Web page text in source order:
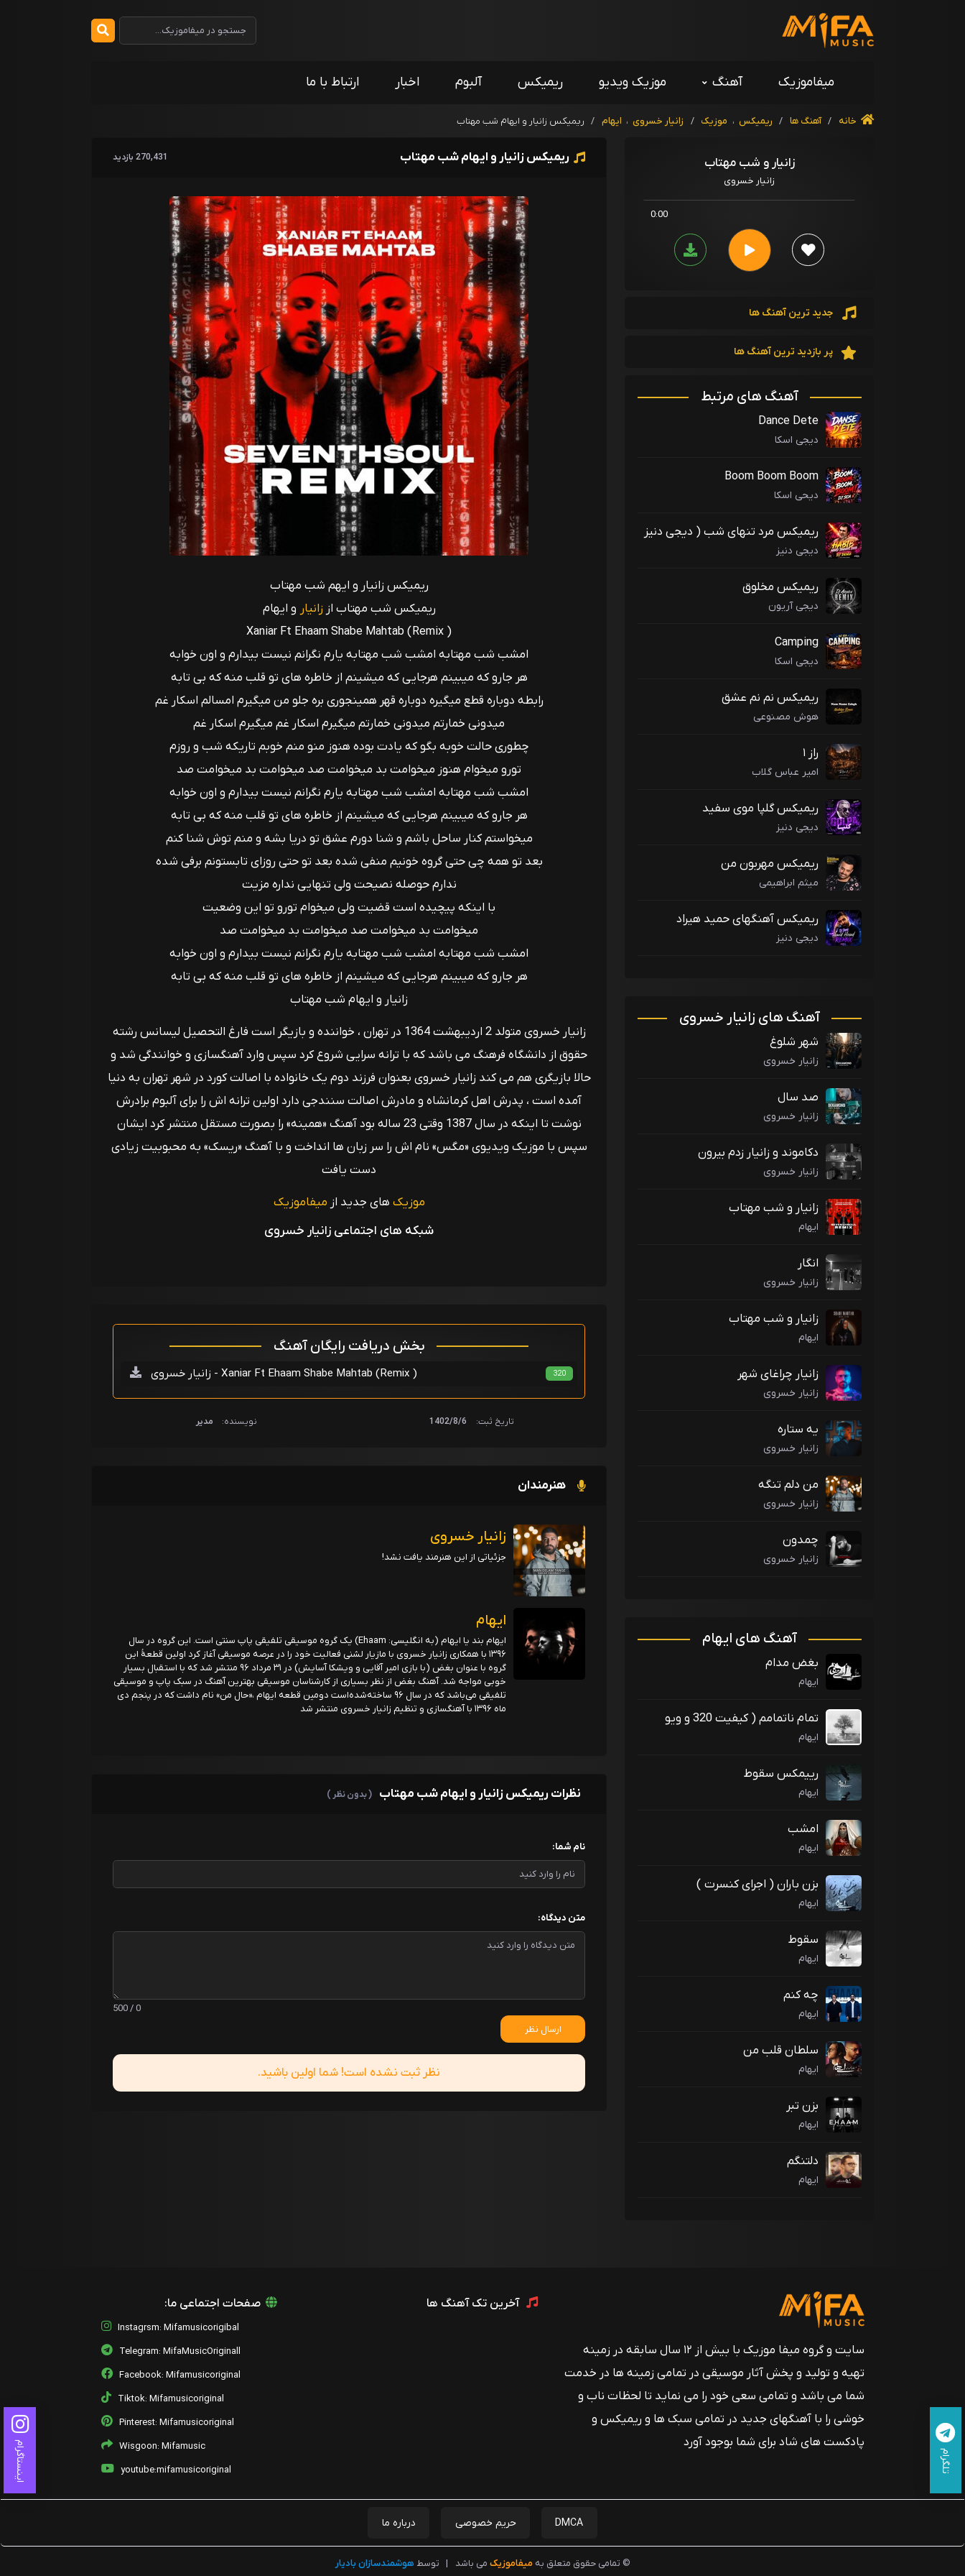
میفاموزیک آهنگ موزیک ویدیو ریمیکس آلبوم اخبار ارتباط با ما
خانه / آهنگ ها / ریمیکس ، موزیک / زانیار خسروی ، ایهام / ریمیکس زانیار و ایهام شب مهتاب
زانیار و شب مهتاب
زانیار خسروی
0:00
جدید ترین آهنگ ها
پر بازدید ترین آهنگ ها
آهنگ های مرتبط
Dance Dete
دیجی اسکا
Boom Boom Boom
دیحی اسکا
ریمیکس مرد تنهای شب ( دیجی دنیز
)
دیجی دنیز
ریمیکس مخلوق
دیجی آریون
Camping
دیجی اسکا
ریمیکس نم نم عشق
هوش مصنوعی
راز ۱
امیر عباس گلاب
ریمیکس گلپا موی سفید
دیجی دنیز
ریمیکس مهربون من
میثم ابراهیمی
ریمیکس آهنگهای حمید هیراد
دیجی دنیز
آهنگ های زانیار خسروی
شهر شلوغ
زانیار خسروی
صد سال
زانیار خسروی
دکاموند و زانیار زدم بیرون
زانیار خسروی
زانیار و شب مهتاب
ایهام
انگار
زانیار خسروی
زانیار و شب مهتاب
ایهام
زانیار چراغای شهر
زانیار خسروی
یه ستاره
زانیار خسروی
من دلم تنگه
زانیار خسروی
چمدون
زانیار خسروی
آهنگ های ایهام
بغض مدام
ایهام
تمام ناتمامم ( کیفیت 320 و ویو
wav)
ایهام
رییمکس سقوط
ایهام
امشب
ایهام
بزن باران ( اجرای کنسرت )
ایهام
سقوط
ایهام
چه کنم
ایهام
سلطان قلب من
ایهام
بزن تبر
ایهام
دلتنگم
ایهام
ریمیکس زانیار و ایهام شب مهتاب 270,431 بازدید
ریمیکس زانیار و ایهم شب مهتاب
ریمیکس شب مهتاب از زانیار و ایهام
Xaniar Ft Ehaam Shabe Mahtab (Remix )
امشب شب مهتابه امشب شب مهتابه یارم نگرانم نیست بیدارم و اون خوابه
هر جارو که میبینم هرجایی که میشینم از خاطره های تو قلب منه که بی تابه
رابطه دوباره قطع میگیره دوباره قهر همینجوری بره جلو من میگیرم امسالم اسکار غم
میدونی خمارتم میدونی خمارتم میگیرم اسکار غم میگیرم اسکار غم
چطوری حالت خوبه بگو که یادت بوده هنوز منو منم خوبم تاریکه شب و روزم
تورو میخوام هنوز میخوامت بد میخوامت صد میخوامت بد میخوامت صد
امشب شب مهتابه امشب شب مهتابه یارم نگرانم نیست بیدارم و اون خوابه
هر جارو که میبینم هرجایی که میشینم از خاطره های تو قلب منه که بی تابه
میخواستم کنار ساحل باشم و شنا دورم عشق تو دریا بشه و منم توش شنا کنم
بعد تو همه چی حتی گروه خونیم منفی شده بعد تو حتی روزای تابستونم برفی شده
ندارم حوصله نصیحت ولی تنهایی نداره مزیت
با اینکه پیچیده است قضیت ولی میخوام تورو تو این وضعیت
میخوامت بد میخوامت صد میخوامت بد میخوامت صد
امشب شب مهتابه امشب شب مهتابه یارم نگرانم نیست بیدارم و اون خوابه
هر جارو که میبینم هرجایی که میشینم از خاطره های تو قلب منه که بی تابه
زانیار و ایهام شب مهتاب
زانیار خسروی متولد 2 اردیبهشت 1364 در تهران ، خواننده و بازیگر است فارغ التحصیل لیسانس رشته
حقوق از دانشگاه فرهنگ می باشد که با ترانه سرایی شروع کرد سپس وارد آهنگسازی و خوانندگی شد و
حالا بازیگری هم می کند زانیار خسروی بعنوان فرزند دوم یک خانواده با اصالت کورد در شهر تهران به دنیا
آمده است ، پدرش اهل کرمانشاه و مادرش اصالت سنندجی دارد اولین ترانه اش را برای آلبوم برادرش
نوشت تا اینکه در سال 1387 وقتی 23 ساله بود آهنگ «همینه» را بصورت مستقل منتشر کرد ایشان
سپس با موزیک ویدیوی «مگس» نام اش را سر زبان ها انداخت و با آهنگ «ریسک» به محبوبیت زیادی
دست یافت
موزیک های جدید از میفاموزیک
شبکه های اجتماعی زانیار خسروی
بخش دریافت رایگان آهنگ
زانیار خسروی - Xaniar Ft Ehaam Shabe Mahtab (Remix ) 320
تاریخ ثبت: 1402/8/6 نویسنده: مدیر
هنرمندان
زانیار خسروی
جزئیاتی از این هنرمند یافت نشد!
ایهام
ایهام بند یا ایهام (به انگلیسی: Ehaam) یک گروه موسیقی تلفیقی پاپ سنتی است. این گروه در سال
۱۳۹۶ با همکاری زانیار خسروی با مازیار لشنی فعالیت خود را در عرصه موسیقی آغاز کرد اولین قطعهٔ این
گروه با عنوان بغض (با بازی امیر آقایی و ویشکا آسایش) در ۳۱ مرداد ۹۶ منتشر شد که با استقبال بسیار
خوبی مواجه شد. آهنگ بغض از نظر بسیاری از کارشناسان موسیقی بهترین آهنگ در سبک پاپ و موسیقی
تلفیقی می‌باشد که در سال ۹۶ ساخته‌شده‌است دومین قطعه ایهام ،«حال من» نام داشت که در پنجم دی
ماه ۱۳۹۶ با آهنگسازی و تنظیم زانیار خسروی منتشر شد
نظرات ریمیکس زانیار و ایهام شب مهتاب ( بدون نظر )
نام شما:
متن دیدگاه:
0 / 500
ارسال نظر
نظر ثبت نشده است! شما اولین باشید.
سایت و گروه میفا موزیک با بیش از ۱۲ سال سابقه در زمینه
تهیه و تولید و پخش آثار موسیقی در تمامی زمینه ها در خدمت
شما می باشد و تمامی سعی خود را می نماید تا لحظات ناب و
خوشی را با آهنگهای جدید در تمامی سبک ها و ریمیکس و
پادکست های شاد برای شما بوجود آورد
آخرین تک آهنگ ها صفحات اجتماعی ما:
Instagrsm: Mifamusicorigibal
Telegram: MifaMusicOriginall
Facebook: Mifamusicoriginal
Tiktok: Mifamusicoriginal
Pinterest: Mifamusicoriginal
Wisgoon: Mifamusic
youtube:mifamusicoriginal
DMCA حریم خصوصی درباره ما
© تمامی حقوق متعلق به میفاموزیک می باشد | توسطهوشمندسازان بادیار
اینستاگرام تلگرام